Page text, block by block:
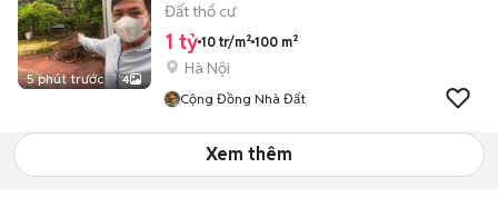
5 phút trước 4
Đất thổ cư
1 tỷ 10 tr/m² 100 m²
Hà Nội
Cộng Đồng Nhà Đất
Xem thêm